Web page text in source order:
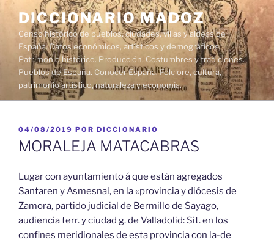
contenido
DICCIONARIO MADOZ
Censo histórico de pueblos, ciudades, villas y aldeas de
España. Datos económicos, artísticos y demográficos.
Patrimonio histórico. Producción. Costumbres y tradiciones.
Pueblos de España. Conocer España. Folclore, cultura,
patrimonio artístico, naturaleza y economía.
PUBLICADO
EL
04/08/2019 POR DICCIONARIO
MORALEJA MATACABRAS
Lugar con ayuntamiento á que están agregados
Santaren y Asmesnal, en la «provincia y diócesis de
Zamora, partido judicial de Bermillo de Sayago,
audiencia terr. y ciudad g. de Valladolid: Sit. en los
confines meridionales de esta provincia con la-de